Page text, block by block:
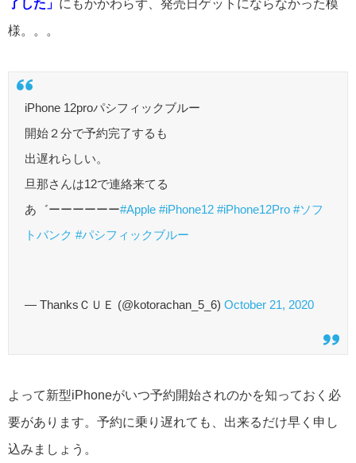
了した」 にもかかわらず、発売日ゲットにならなかった模
様。。。
iPhone 12proパシフィックブルー
開始２分で予約完了するも
出遅れらしい。
旦那さんは12で連絡来てる
あ゛ーーーーーー#Apple #iPhone12 #iPhone12Pro #ソフ
トバンク #パシフィックブルー
— ThanksＣＵＥ (@kotorachan_5_6) October 21, 2020
よって新型iPhoneがいつ予約開始されのかを知っておく必
要があります。予約に乗り遅れても、出来るだけ早く申し
込みましょう。